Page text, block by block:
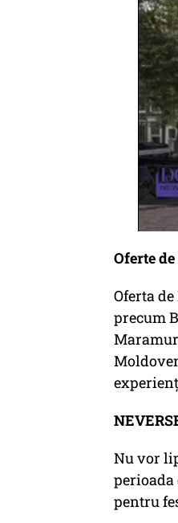
Oferte
Oferta
precum
Nu vor
perioada
pentru